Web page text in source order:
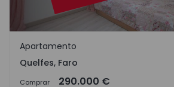
Quelfes, Faro
Apartamento
Quelfes, Faro
Comprar 290.000 €